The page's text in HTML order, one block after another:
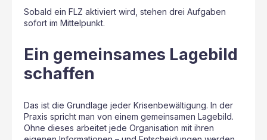
Sobald ein FLZ aktiviert wird, stehen drei Aufgaben
sofort im Mittelpunkt.
Ein gemeinsames Lagebild
schaffen
Das ist die Grundlage jeder Krisenbewältigung. In der
Praxis spricht man von einem gemeinsamen Lagebild.
Ohne dieses arbeitet jede Organisation mit ihren